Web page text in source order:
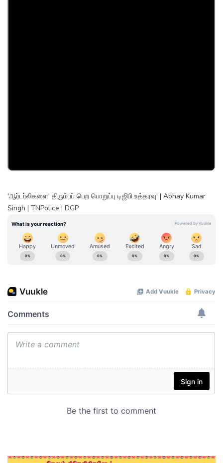
'ஆர்டர்லிகளை' திரும்பப் பெற பொறுப்பு டிஜிபி உத்தரவு' | Abhay Kumar
Singh | TNPolice | DGP